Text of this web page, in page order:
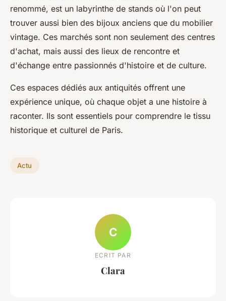
renommé, est un labyrinthe de stands où l'on peut
trouver aussi bien des bijoux anciens que du mobilier
vintage. Ces marchés sont non seulement des centres
d'achat, mais aussi des lieux de rencontre et
d'échange entre passionnés d'histoire et de culture.
Ces espaces dédiés aux antiquités offrent une
expérience unique, où chaque objet a une histoire à
raconter. Ils sont essentiels pour comprendre le tissu
historique et culturel de Paris.
Actu
C
ECRIT PAR
Clara